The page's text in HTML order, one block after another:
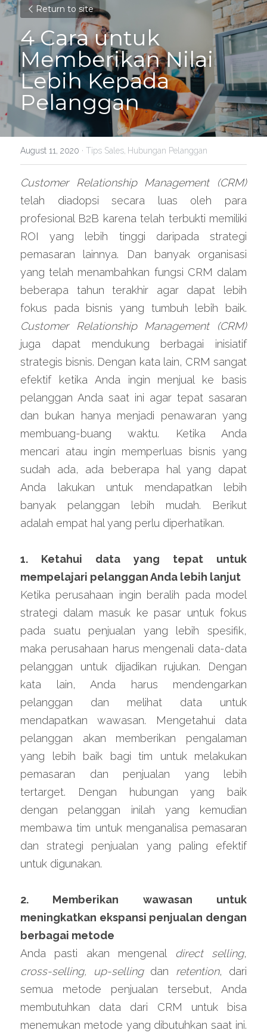
Return to site
4 Cara untuk
Memberikan Nilai
Lebih Kepada
Pelanggan
August 11, 2020 · Tips Sales, Hubungan Pelanggan
Customer Relationship Management (CRM)
telah diadopsi secara luas oleh para
profesional B2B karena telah terbukti memiliki
ROI yang lebih tinggi daripada strategi
pemasaran lainnya. Dan banyak organisasi
yang telah menambahkan fungsi CRM dalam
beberapa tahun terakhir agar dapat lebih
fokus pada bisnis yang tumbuh lebih baik.
Customer Relationship Management (CRM)
juga dapat mendukung berbagai inisiatif
strategis bisnis. Dengan kata lain, CRM sangat
efektif ketika Anda ingin menjual ke basis
pelanggan Anda saat ini agar tepat sasaran
dan bukan hanya menjadi penawaran yang
membuang-buang waktu. Ketika Anda
mencari atau ingin memperluas bisnis yang
sudah ada, ada beberapa hal yang dapat
Anda lakukan untuk mendapatkan lebih
banyak pelanggan lebih mudah. Berikut
adalah empat hal yang perlu diperhatikan.
1. Ketahui data yang tepat untuk
mempelajari pelanggan Anda lebih lanjut
Ketika perusahaan ingin beralih pada model
strategi dalam masuk ke pasar untuk fokus
pada suatu penjualan yang lebih spesifik,
maka perusahaan harus mengenali data-data
pelanggan untuk dijadikan rujukan. Dengan
kata lain, Anda harus mendengarkan
pelanggan dan melihat data untuk
mendapatkan wawasan. Mengetahui data
pelanggan akan memberikan pengalaman
yang lebih baik bagi tim untuk melakukan
pemasaran dan penjualan yang lebih
tertarget. Dengan hubungan yang baik
dengan pelanggan inilah yang kemudian
membawa tim untuk menganalisa pemasaran
dan strategi penjualan yang paling efektif
untuk digunakan.
2. Memberikan wawasan untuk
meningkatkan ekspansi penjualan dengan
berbagai metode
Anda pasti akan mengenal direct selling
cross-selling, up-selling dan retention, dari
semua metode penjualan tersebut, Anda
membutuhkan data dari CRM untuk bisa
menemukan metode yang dibutuhkan saat ini.